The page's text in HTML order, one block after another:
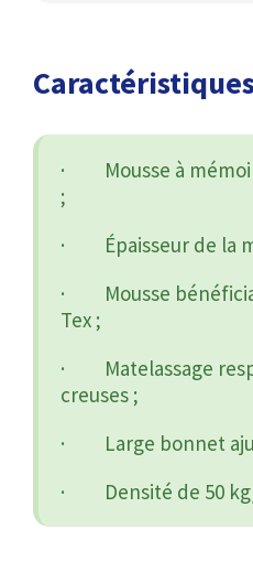
· Mousse à
;
· Épaisseur de la
· Mousse
Tex ;
· Matelassage
creuses ;
· Large bonnet
· Densité de 50